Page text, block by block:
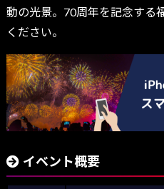
動の光景。70周年を記念する
ください。
イベント概要